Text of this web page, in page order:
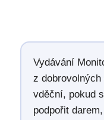
Vydávání
z dobrovolných
vděční, pokud
podpořit